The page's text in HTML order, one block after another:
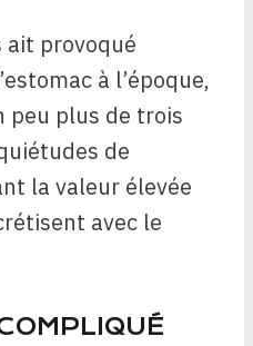
ait provoqué
à l’époque,
peu plus de trois
de
la valeur élevée
avec le